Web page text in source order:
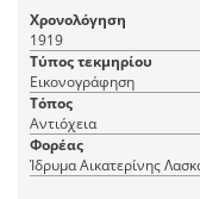
Χρονολόγηση
1919
Τύπος τεκμηρίου
Εικονογράφηση
Τόπος
Αντιόχεια
Φορέας
Ίδρυμα Αικατερίνης